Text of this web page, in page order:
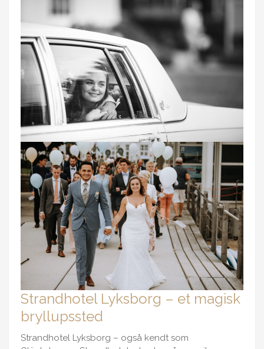
Strandhotel Lyksborg – et magisk
bryllupssted
Strandhotel Lyksborg – også kendt som